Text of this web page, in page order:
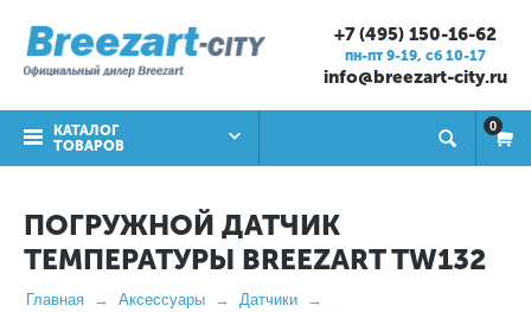
+7 (495) 150-16-62
пн-пт 9-19, cб 10-17
info@breezart-city.ru
КАТАЛОГ
ТОВАРОВ
0
ПОГРУЖНОЙ ДАТЧИК
ТЕМПЕРАТУРЫ BREEZART TW132
Главная Аксессуары
Датчики